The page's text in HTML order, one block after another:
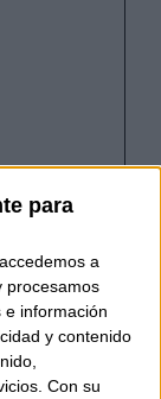
para
a
procesamos
e información
y contenido
Con su
brand